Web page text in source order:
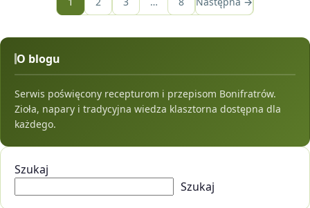
O blogu
Serwis poświęcony recepturom i przepisom Bonifratrów.
Zioła, napary i tradycyjna wiedza klasztorna dostępna dla
każdego.
Szukaj
Szukaj